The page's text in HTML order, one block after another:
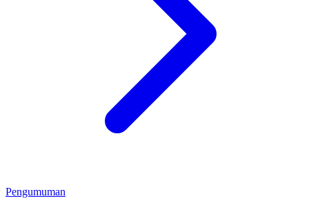
Pengumuman